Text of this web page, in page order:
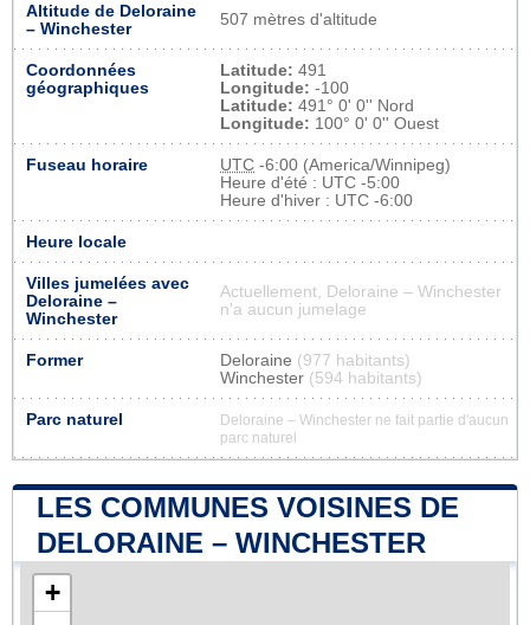
Altitude de Deloraine
– Winchester
507 mètres d'altitude
Coordonnées
géographiques
Latitude: 491
Longitude: -100
Latitude: 491° 0' 0'' Nord
Longitude: 100° 0' 0'' Ouest
Fuseau horaire UTC -6:00 (America/Winnipeg)
Heure d'été : UTC -5:00
Heure d'hiver : UTC -6:00
Heure locale
Villes jumelées avec
Deloraine –
Winchester
Actuellement, Deloraine – Winchester
n'a aucun jumelage
Former Deloraine (977 habitants)
Winchester (594 habitants)
Parc naturel
Deloraine – Winchester ne fait partie d'aucun
parc naturel
LES COMMUNES VOISINES DE
DELORAINE – WINCHESTER
+